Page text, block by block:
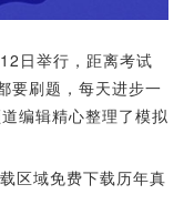
日举行，距离考试
要刷题，每天进步一
编辑精心整理了模拟
区域免费下载历年真